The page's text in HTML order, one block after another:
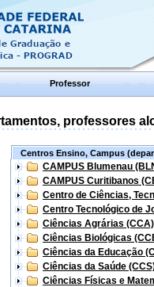
Professor
professores
Centros Ensino, Campus
CAMPUS Blumenau
CAMPUS Curitibanos
Centro de Ciências,
Centro Tecnológico de
Ciências Agrárias (CCA)
Ciências Biológicas
Ciências da Educação
Ciências da Saúde
Ciências Físicas e